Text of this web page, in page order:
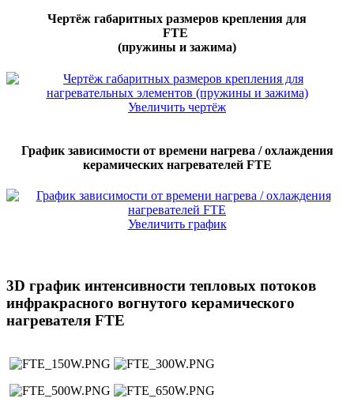
Чертёж габаритных размеров крепления для
FTE
(пружины и зажима)
Увеличить чертёж
График зависимости от времени нагрева / охлаждения
керамических нагревателей FTE
Увеличить график
3D график интенсивности тепловых потоков
инфракрасного вогнутого керамического
нагревателя FTE